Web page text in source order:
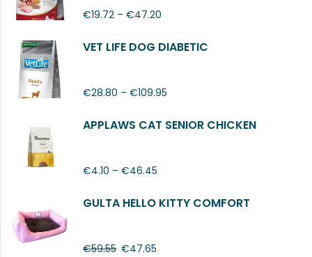
€19.72 – €47.20
VET LIFE DOG DIABETIC
€28.80 – €109.95
APPLAWS CAT SENIOR CHICKEN
€4.10 – €46.45
GULTA HELLO KITTY COMFORT
€59.55 €47.65